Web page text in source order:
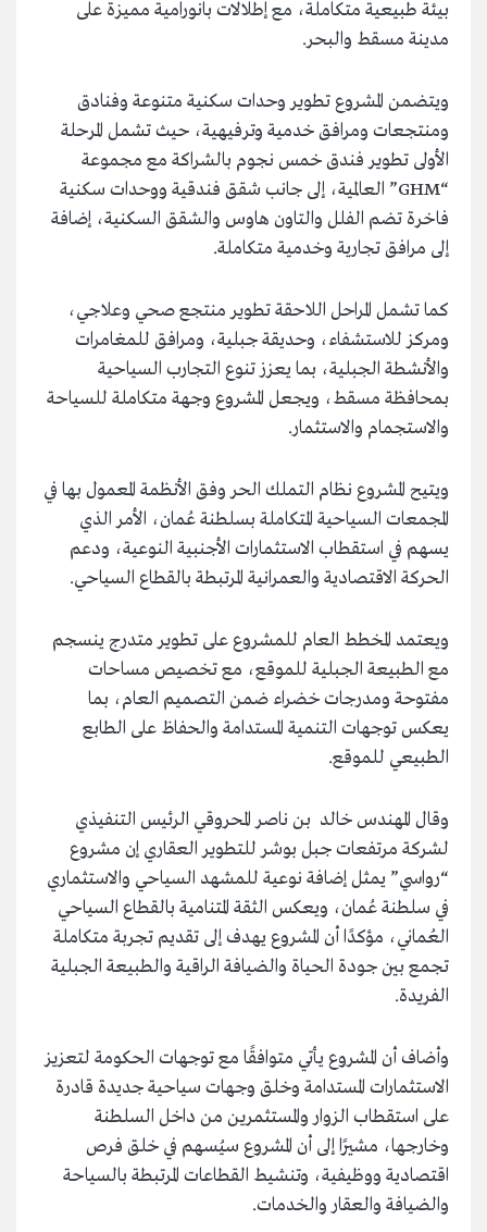
بيئة طبيعية متكاملة، مع إطلالات بانورامية مميزة على
مدينة مسقط والبحر.
ويتضمن المشروع تطوير وحدات سكنية متنوعة وفنادق
ومنتجعات ومرافق خدمية وترفيهية، حيث تشمل المرحلة
الأولى تطوير فندق خمس نجوم بالشراكة مع مجموعة
“GHM” العالمية، إلى جانب شقق فندقية ووحدات سكنية
فاخرة تضم الفلل والتاون هاوس والشقق السكنية، إضافة
إلى مرافق تجارية وخدمية متكاملة.
كما تشمل المراحل اللاحقة تطوير منتجع صحي وعلاجي،
ومركز للاستشفاء، وحديقة جبلية، ومرافق للمغامرات
والأنشطة الجبلية، بما يعزز تنوع التجارب السياحية
بمحافظة مسقط، ويجعل المشروع وجهة متكاملة للسياحة
والاستجمام والاستثمار.
ويتيح المشروع نظام التملك الحر وفق الأنظمة المعمول بها في
المجمعات السياحية المتكاملة بسلطنة عُمان، الأمر الذي
يسهم في استقطاب الاستثمارات الأجنبية النوعية، ودعم
الحركة الاقتصادية والعمرانية المرتبطة بالقطاع السياحي.
ويعتمد المخطط العام للمشروع على تطوير متدرج ينسجم
مع الطبيعة الجبلية للموقع، مع تخصيص مساحات
مفتوحة ومدرجات خضراء ضمن التصميم العام، بما
يعكس توجهات التنمية المستدامة والحفاظ على الطابع
الطبيعي للموقع.
وقال المهندس خالد بن ناصر المحروقي الرئيس التنفيذي
لشركة مرتفعات جبل بوشر للتطوير العقاري إن مشروع
“رواسي” يمثل إضافة نوعية للمشهد السياحي والاستثماري
في سلطنة عُمان، ويعكس الثقة المتنامية بالقطاع السياحي
العُماني، مؤكدًا أن المشروع يهدف إلى تقديم تجربة متكاملة
تجمع بين جودة الحياة والضيافة الراقية والطبيعة الجبلية
الفريدة.
وأضاف أن المشروع يأتي متوافقًا مع توجهات الحكومة لتعزيز
الاستثمارات المستدامة وخلق وجهات سياحية جديدة قادرة
على استقطاب الزوار والمستثمرين من داخل السلطنة
وخارجها، مشيرًا إلى أن المشروع سيُسهم في خلق فرص
اقتصادية ووظيفية، وتنشيط القطاعات المرتبطة بالسياحة
والضيافة والعقار والخدمات.